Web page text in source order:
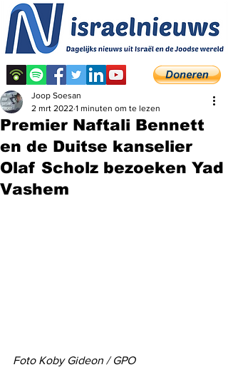
Premier Naftali Bennett
en de Duitse kanselier
Olaf Scholz bezoeken Yad
Vashem
Joop Soesan
2 mrt 2022 1 minuten om te lezen
Foto Koby Gideon / GPO